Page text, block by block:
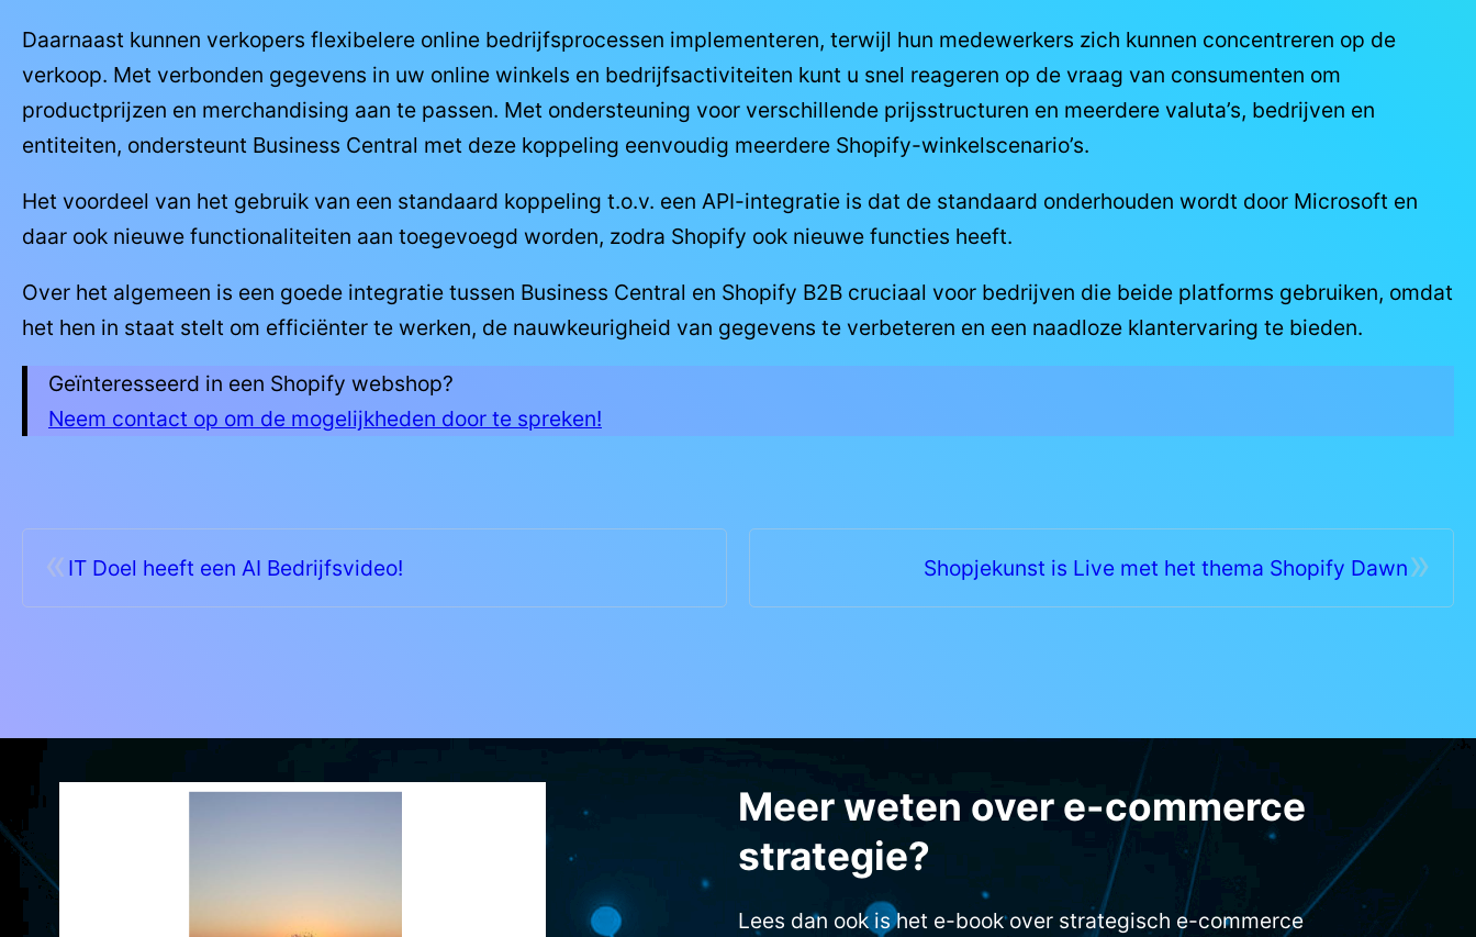
Daarnaast kunnen verkopers flexibelere online bedrijfsprocessen implementeren, terwijl hun medewerkers zich kunnen concentreren op de
verkoop. Met verbonden gegevens in uw online winkels en bedrijfsactiviteiten kunt u snel reageren op de vraag van consumenten om
productprijzen en merchandising aan te passen. Met ondersteuning voor verschillende prijsstructuren en meerdere valuta’s, bedrijven en
entiteiten, ondersteunt Business Central met deze koppeling eenvoudig meerdere Shopify-winkelscenario’s.
Het voordeel van het gebruik van een standaard koppeling t.o.v. een API-integratie is dat de standaard onderhouden wordt door Microsoft en
daar ook nieuwe functionaliteiten aan toegevoegd worden, zodra Shopify ook nieuwe functies heeft.
Over het algemeen is een goede integratie tussen Business Central en Shopify B2B cruciaal voor bedrijven die beide platforms gebruiken, omdat
het hen in staat stelt om efficiënter te werken, de nauwkeurigheid van gegevens te verbeteren en een naadloze klantervaring te bieden.
Geïnteresseerd in een Shopify webshop?
Neem contact op om de mogelijkheden door te spreken!
« IT Doel heeft een AI Bedrijfsvideo! »
Shopjekunst is Live met het thema Shopify Dawn
Meer weten over e-commerce
strategie?
Lees dan ook is het e-book over strategisch e-commerce